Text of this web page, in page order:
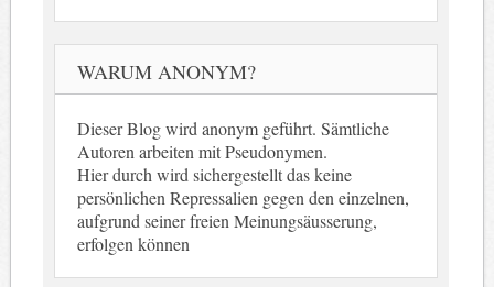
WARUM ANONYM?
Dieser Blog wird anonym geführt. Sämtliche
Autoren arbeiten mit Pseudonymen.
Hier durch wird sichergestellt das keine
persönlichen Repressalien gegen den einzelnen,
aufgrund seiner freien Meinungsäusserung,
erfolgen können